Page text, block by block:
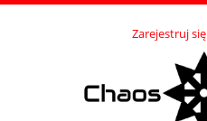
Zarejestruj się